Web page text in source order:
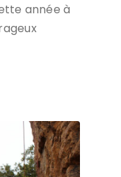
année à